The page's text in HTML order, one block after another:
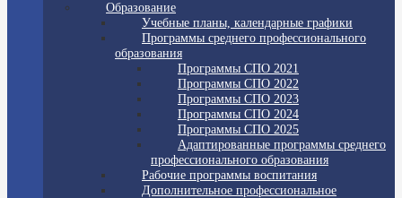
Образование
Учебные планы, календарные графики
Программы среднего профессионального
образования
Программы СПО 2021
Программы СПО 2022
Программы СПО 2023
Программы СПО 2024
Программы СПО 2025
Адаптированные программы среднего
профессионального образования
Рабочие программы воспитания
Дополнительное профессиональное